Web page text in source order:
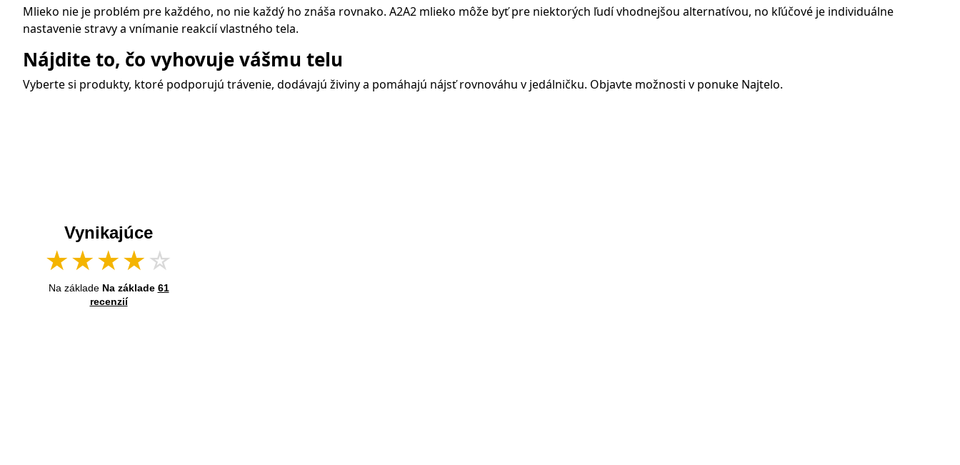
Mlieko nie je problém pre každého, no nie každý ho znáša rovnako. A2A2 mlieko môže byť pre niektorých ľudí vhodnejšou alternatívou, no kľúčové je individuálne
nastavenie stravy a vnímanie reakcií vlastného tela.
Nájdite to, čo vyhovuje vášmu telu
Vyberte si produkty, ktoré podporujú trávenie, dodávajú živiny a pomáhajú nájsť rovnováhu v jedálničku. Objavte možnosti v ponuke Najtelo.
Vynikajúce
★★★★☆
Na základe Na základe 61
recenzií